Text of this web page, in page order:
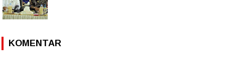
KOMENTAR